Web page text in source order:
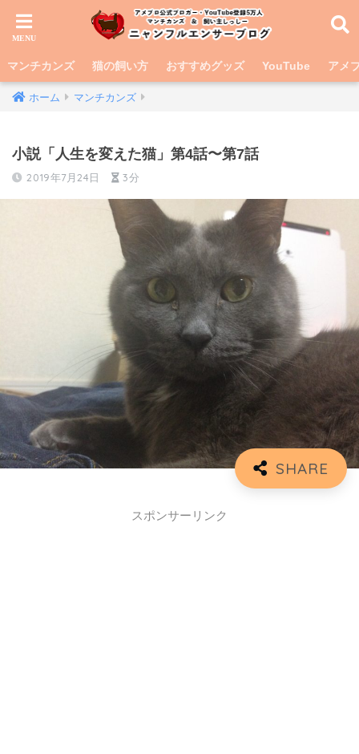
マンチカンズ 猫の飼い方 おすすめグッズ YouTube アメ
ホーム マンチカンズ
小説「人生を変えた猫」第4話〜第7話
2019年7月24日 3分
スポンサーリンク